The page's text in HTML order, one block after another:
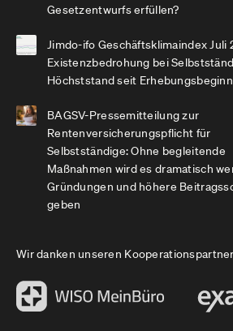
Gesetzentwurfs erfüllen?
Jimdo-ifo Geschäftsklimaindex Juli
Existenzbedrohung bei
Höchststand seit Erhebungsbeginn
BAGSV-Pressemitteilung zur
Rentenversicherungspflicht für
Selbstständige: Ohne begleitende
Maßnahmen wird es dramatisch
Gründungen und höhere
geben
Wir danken unseren